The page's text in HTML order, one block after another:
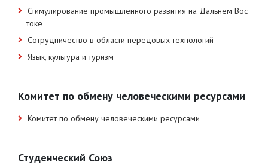
Стимулирование промышленного развития на Дальнем Вос
токе
Сотрудничество в области передовых технологий
Язык, культура и туризм
Комитет по обмену человеческими ресурсами
Комитет по обмену человеческими ресурсами
Студенческий Союз